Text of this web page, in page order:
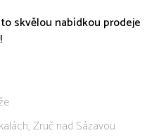
skvělou nabídkou prodeje
Zruč nad Sázavou